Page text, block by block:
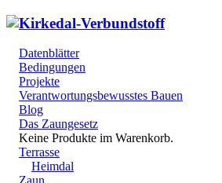
Datenblätter
Bedingungen
Projekte
Verantwortungsbewusstes Bauen
Blog
Das Zaungesetz
Keine Produkte im Warenkorb.
Terrasse
Heimdal